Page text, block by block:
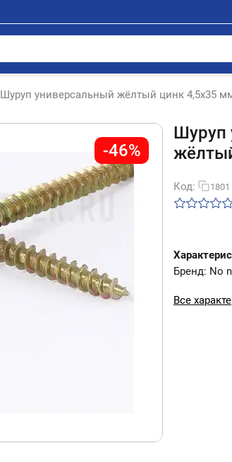
Шуруп универсальный жёлтый цинк 4,5х35
-46%
Шуруп
Код: 1801
Бренд: No
Все